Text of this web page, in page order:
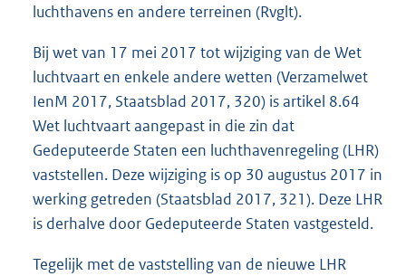
luchthavens en andere terreinen (Rvglt).
Bij wet van 17 mei 2017 tot wijziging van de Wet
luchtvaart en enkele andere wetten (Verzamelwet
IenM 2017, Staatsblad 2017, 320) is artikel 8.64
Wet luchtvaart aangepast in die zin dat
Gedeputeerde Staten een luchthavenregeling (LHR)
vaststellen. Deze wijziging is op 30 augustus 2017 in
werking getreden (Staatsblad 2017, 321). Deze LHR
is derhalve door Gedeputeerde Staten vastgesteld.
Tegelijk met de vaststelling van de nieuwe LHR